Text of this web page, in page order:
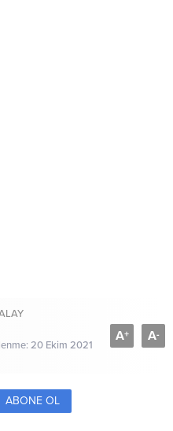
20 Ekim 2021
A+ A-
ABONE OL